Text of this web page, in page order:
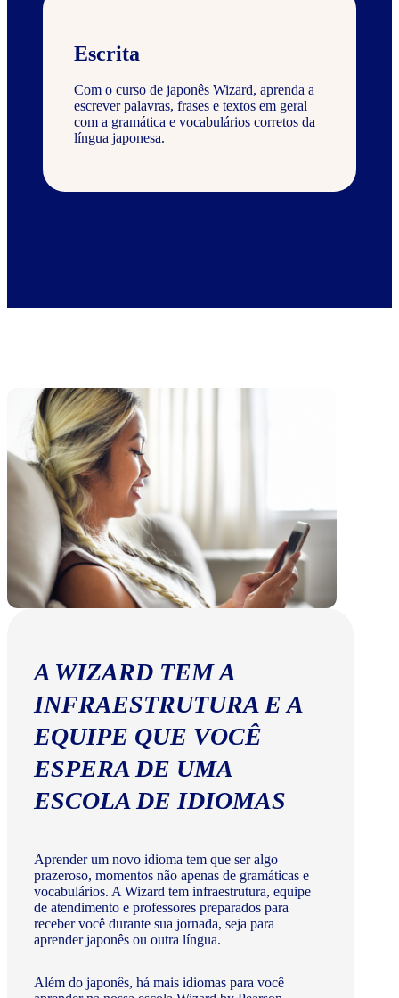
Escrita
Com o curso de japonês Wizard, aprenda a
escrever palavras, frases e textos em geral
com a gramática e vocabulários corretos da
língua japonesa.
A WIZARD TEM A
INFRAESTRUTURA E A
EQUIPE QUE VOCÊ
ESPERA DE UMA
ESCOLA DE IDIOMAS
Aprender um novo idioma tem que ser algo
prazeroso, momentos não apenas de gramáticas e
vocabulários. A Wizard tem infraestrutura, equipe
de atendimento e professores preparados para
receber você durante sua jornada, seja para
aprender japonês ou outra língua.
Além do japonês, há mais idiomas para você